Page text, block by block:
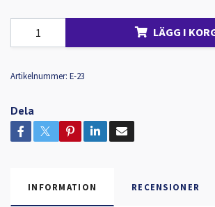
LÄGG I
Artikelnummer: E-23
Dela
INFORMATION RECENSIONER